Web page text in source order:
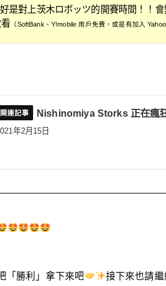
是對上茨木ロボッツ的開賽時間！！會
（SoftBank、Y!mobile 用戶免費，或是有加入
Nishinomiya Storks 正在瘋
年2月15日
「勝利」拿下來吧
接下來也請